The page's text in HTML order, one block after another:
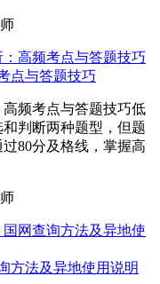
点与答题技巧
频考点与答题技巧低
判断两种题型，但题
80分及格线，掌握高
方法及异地使用说明